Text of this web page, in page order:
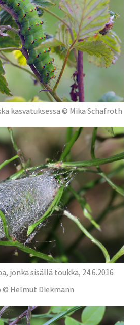
kasvatuksessa © Mika Schafroth
jonka sisällä toukka, 24.6.2016
© Helmut Diekmann